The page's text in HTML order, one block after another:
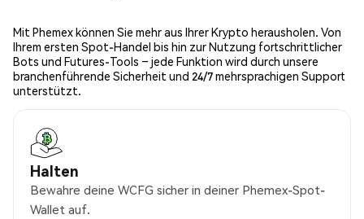
Mit Phemex können Sie mehr aus Ihrer Krypto herausholen. Von
Ihrem ersten Spot-Handel bis hin zur Nutzung fortschrittlicher
Bots und Futures-Tools – jede Funktion wird durch unsere
branchenführende Sicherheit und 24/7 mehrsprachigen Support
unterstützt.
Halten
Bewahre deine WCFG sicher in deiner Phemex-Spot-
Wallet auf.